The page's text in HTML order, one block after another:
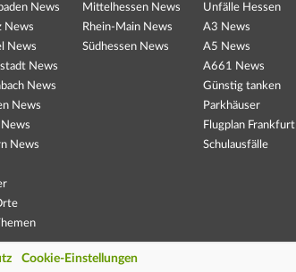
News
News
News
News
News
News
News
News
Mittelhessen News
Rhein-Main News
Südhessen News
Unfälle Hessen
A3 News
A5 News
A661 News
Günstig tanken
Parkhäuser
Flugplan Frankfurt
Schulausfälle
Cookie-Einstellungen